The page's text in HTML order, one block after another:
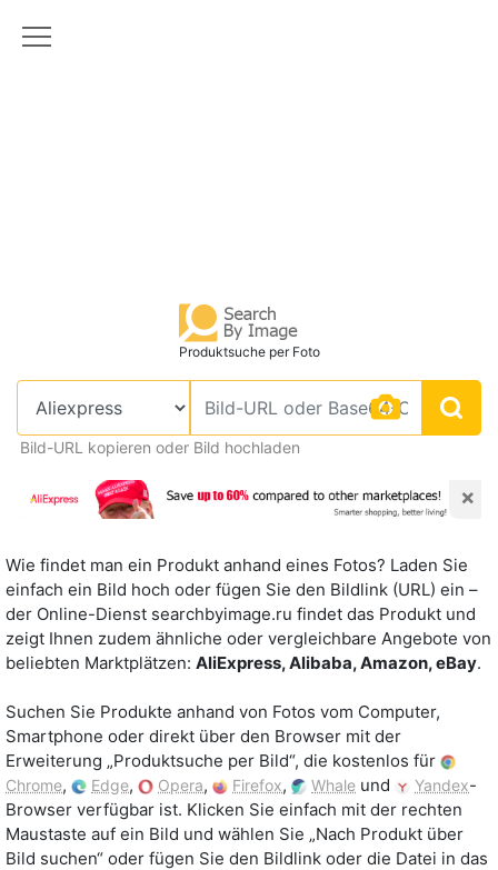
Produktsuche per Foto
Bild-URL kopieren oder Bild hochladen
×
Wie findet man ein Produkt anhand eines Fotos? Laden Sie
einfach ein Bild hoch oder fügen Sie den Bildlink (URL) ein –
der Online-Dienst searchbyimage.ru findet das Produkt und
zeigt Ihnen zudem ähnliche oder vergleichbare Angebote von
beliebten Marktplätzen: AliExpress, Alibaba, Amazon, eBay.
Suchen Sie Produkte anhand von Fotos vom Computer,
Smartphone oder direkt über den Browser mit der
Erweiterung „Produktsuche per Bild“, die kostenlos für
Chrome, Edge, Opera, Firefox, Whale und Yandex-
Browser verfügbar ist. Klicken Sie einfach mit der rechten
Maustaste auf ein Bild und wählen Sie „Nach Produkt über
Bild suchen“ oder fügen Sie den Bildlink oder die Datei in das